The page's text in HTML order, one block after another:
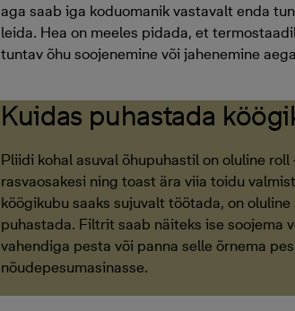
aga saab iga koduomanik vastavalt enda
leida. Hea on meeles pidada, et
tuntav õhu soojenemine või jahenemine
Kuidas puhastada
Pliidi kohal asuval õhupuhastil on oluline
rasvaosakesi ning toast ära viia toidu
köögikubu saaks sujuvalt töötada, on
puhastada. Filtrit saab näiteks ise soojema
vahendiga pesta või panna selle õrnema
nõudepesumasinasse.